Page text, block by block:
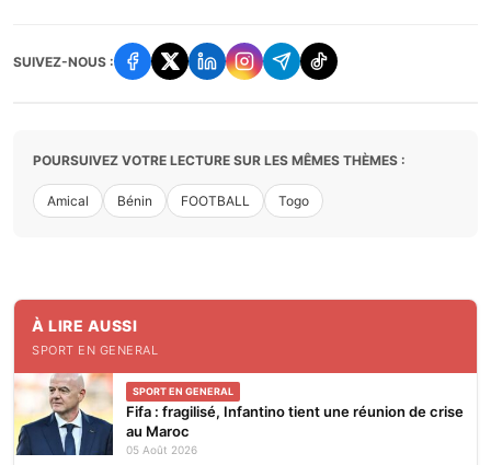
SUIVEZ-NOUS :
POURSUIVEZ VOTRE LECTURE SUR LES MÊMES THÈMES :
Amical Bénin FOOTBALL Togo
À LIRE AUSSI
SPORT EN GENERAL
SPORT EN GENERAL
Fifa : fragilisé, Infantino tient une réunion de crise
au Maroc
05 Août 2026